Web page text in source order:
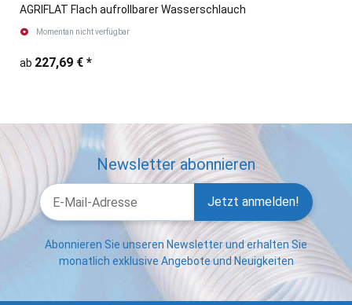
AGRIFLAT Flach aufrollbarer Wasserschlauch
Momentan nicht verfügbar
ab 227,69 € *
Newsletter abonnieren
Jetzt anmelden!
Abonnieren Sie unseren Newsletter und erhalten Sie
monatlich exklusive Angebote und Neuigkeiten